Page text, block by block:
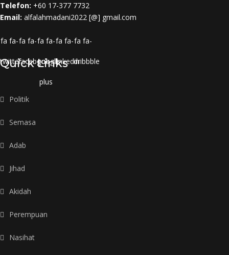
Telefon: +60 17-377 7732
Email: alfalahmadani2022 [@] gmail.com
fa fa-
twitter
fa fa-
facebook
fa fa-
google-
plus
fa fa-
linkedin
fa fa-
dribbble
Quick Links
Politik
Semasa
Adab
Jihad
Akidah
Perempuan
Nasihat